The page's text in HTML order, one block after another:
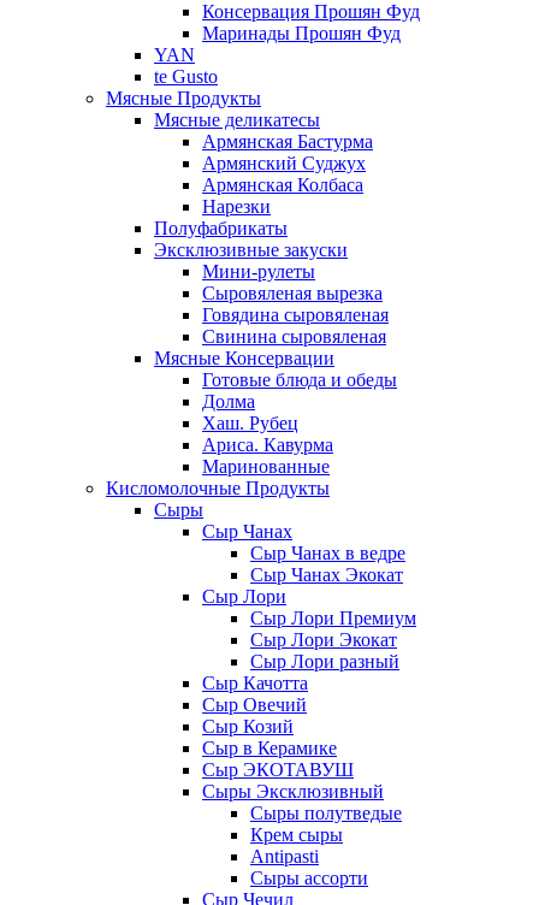
Консервация Прошян Фуд
Маринады Прошян Фуд
YAN
te Gusto
Мясные Продукты
Мясные деликатесы
Армянская Бастурма
Армянский Суджух
Армянская Колбаса
Нарезки
Полуфабрикаты
Эксклюзивные закуски
Мини-рулеты
Сыровяленая вырезка
Говядина сыровяленая
Свинина сыровяленая
Мясные Консервации
Готовые блюда и обеды
Долма
Хаш. Рубец
Ариса. Кавурма
Маринованные
Кисломолочные Продукты
Сыры
Сыр Чанах
Сыр Чанах в ведре
Сыр Чанах Экокат
Сыр Лори
Сыр Лори Премиум
Сыр Лори Экокат
Сыр Лори разный
Сыр Качотта
Сыр Овечий
Сыр Козий
Сыр в Керамике
Сыр ЭКОТАВУШ
Сыры Эксклюзивный
Сыры полутведые
Крем сыры
Antipasti
Сыры ассорти
Сыр Чечил